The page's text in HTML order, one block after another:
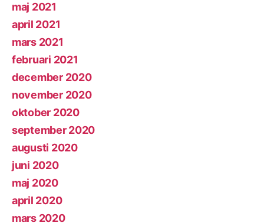
maj 2021
april 2021
mars 2021
februari 2021
december 2020
november 2020
oktober 2020
september 2020
augusti 2020
juni 2020
maj 2020
april 2020
mars 2020